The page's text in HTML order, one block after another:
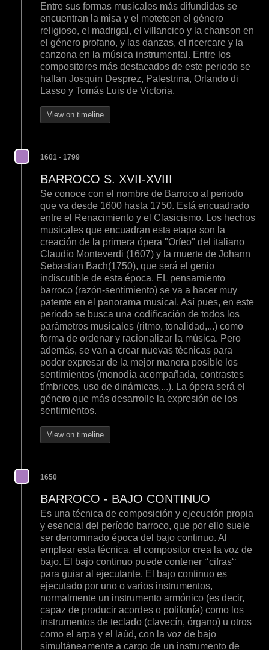
Entre sus formas musicales más difundidas se
encuentran la misa y el moteteen el género
religioso, el madrigal, el villancico y la chanson en
el género profano, y las danzas, el ricercare y la
canzona en la música instrumental. Entre los
compositores más destacados de este periodo se
hallan Josquin Desprez, Palestrina, Orlando di
Lasso y Tomás Luis de Victoria.
View on timeline
1601 - 1799
BARROCO S. XVII-XVIII
Se conoce con el nombre de Barroco al periodo
que va desde 1600 hasta 1750. Está encuadrado
entre el Renacimiento y el Clasicismo. Los hechos
musicales que encuadran esta etapa son la
creación de la primera ópera "Orfeo" del italiano
Claudio Monteverdi (1607) y la muerte de Johann
Sebastian Bach(1750), que será el genio
indiscutible de esta época. EL pensamiento
barroco (razón-sentimiento) se va a hacer muy
patente en el panorama musical. Así pues, en este
periodo se busca una codificación de todos los
parámetros musicales (ritmo, tonalidad,...) como
forma de ordenar y racionalizar la música. Pero
además, se van a crear nuevas técnicas para
poder expresar de la mejor manera posible los
sentimientos (monodía acompañada, contrastes
tímbricos, uso de dinámicas,...). La ópera será el
género que más desarrolle la expresión de los
sentimientos.
View on timeline
1650
BARROCO - BAJO CONTINUO
Es una técnica de composición y ejecución propia
y esencial del período barroco, que por ello suele
ser denominado época del bajo continuo. Al
emplear esta técnica, el compositor crea la voz de
bajo. El bajo continuo puede contener ‘‘cifras‘‘
para guiar al ejecutante. El bajo continuo es
ejecutado por uno o varios instrumentos,
normalmente un instrumento armónico (es decir,
capaz de producir acordes o polifonía) como los
instrumentos de teclado (clavecín, órgano) u otros
como el arpa y el laúd, con la voz de bajo
simultáneamente a cargo de un instrumento de